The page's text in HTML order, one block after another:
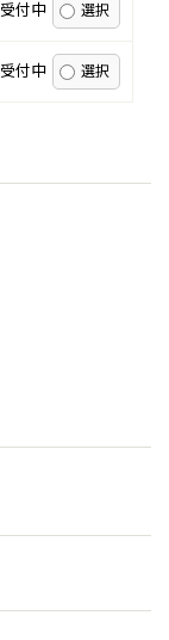
受付中
受付中